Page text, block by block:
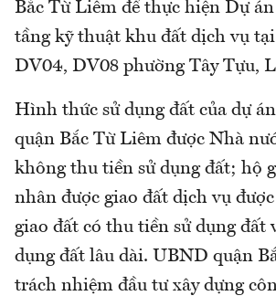
Bắc Từ Liêm để thực hiện Dự
tầng kỹ thuật khu đất dịch vụ
DV04, DV08 phường Tây Tựu,
Hình thức sử dụng đất của dự
quận Bắc Từ Liêm được Nhà
không thu tiền sử dụng đất; hộ
nhân được giao đất dịch vụ
giao đất có thu tiền sử dụng đất
dụng đất lâu dài. UBND quận
trách nhiệm đầu tư xây dựng